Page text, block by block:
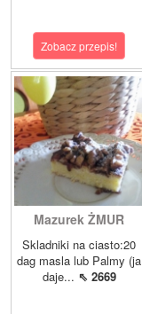
Zobacz przepis!
Mazurek ŻMUR
Skladniki na ciasto:20
dag masla lub Palmy (ja
daje... ⇖ 2669